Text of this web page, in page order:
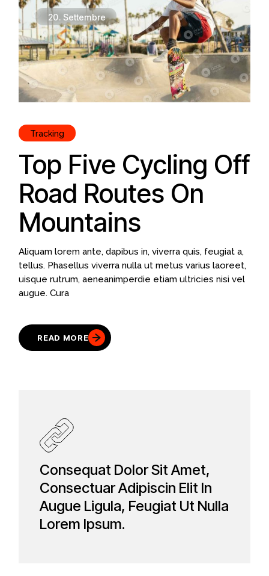
20. Settembre
Tracking
Top Five Cycling Off
Road Routes On
Mountains
Aliquam lorem ante, dapibus in, viverra quis, feugiat a,
tellus. Phasellus viverra nulla ut metus varius laoreet,
uisque rutrum, aeneanimperdie etiam ultricies nisi vel
augue. Cura
READ MORE
Consequat Dolor Sit Amet,
Consectuar Adipiscin Elit In
Augue Ligula, Feugiat Ut Nulla
Lorem Ipsum.